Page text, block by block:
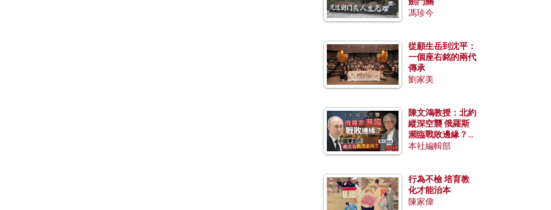
馮珍今
從顧生岳到沈平：
一個座右銘的兩代
傳承
劉家美
陳文鴻教授：北約
縱深空襲 俄羅斯
瀕臨戰敗邊緣？中
國零部件能左右戰
本社編輯部
行為不檢 培育教
化才能治本
陳家偉